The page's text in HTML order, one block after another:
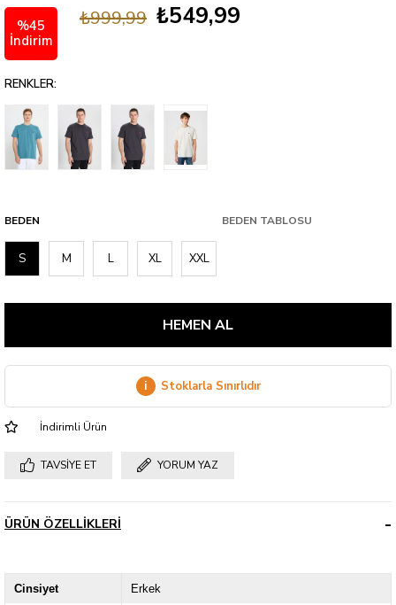
%45
İndirim
₺999,99 ₺549,99
RENKLER:
BEDEN BEDEN TABLOSU
S M L XL XXL
i Stoklarla Sınırlıdır
İndirimli Ürün
TAVSIYE ET YORUM YAZ
ÜRÜN ÖZELLIKLERI
Cinsiyet Erkek